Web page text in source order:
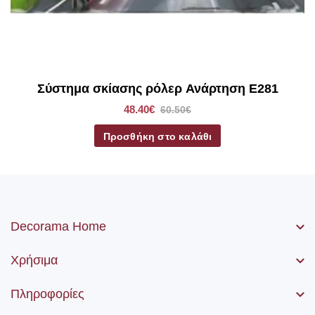
Σύστημα σκίασης ρόλερ Ανάρτηση E281
48.40€ 60.50€
Προσθήκη στο καλάθι
Decorama Home
Χρήσιμα
Πληροφορίες